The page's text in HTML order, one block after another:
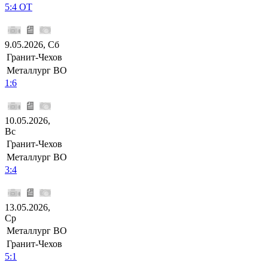
5:4 ОТ
9.05.2026, Сб
Гранит-Чехов
Металлург ВО
1:6
10.05.2026,
Вс
Гранит-Чехов
Металлург ВО
3:4
13.05.2026,
Ср
Металлург ВО
Гранит-Чехов
5:1